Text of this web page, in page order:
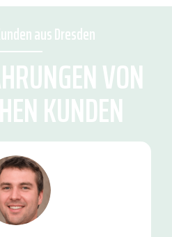
aus Dresden
VON
KUNDEN